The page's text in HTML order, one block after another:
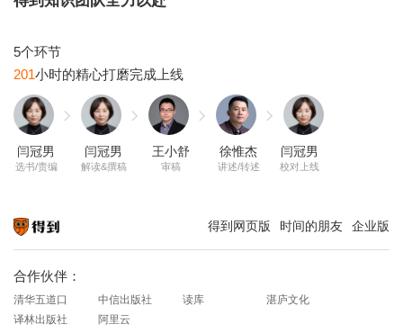
201
闫冠男
选书/责编
闫冠男
解读&撰稿
王小舒
审稿
徐惟杰
讲述/转述
闫冠男
校对上线
得到网页版 时间的朋友 企业版
合作伙伴：
清华五道口 中信出版社 读库
湛庐文化
译林出版社
阿里云